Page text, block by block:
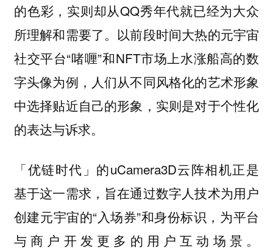
的色彩，实则却从QQ秀年代就已经为大众
所理解和需要了。以前段时间大热的元宇宙
社交平台“啫喱”和NFT市场上水涨船高的数
字头像为例，人们从不同风格化的艺术形象
中选择贴近自己的形象，实则是对于个性化
的表达与诉求。
「优链时代」的uCamera3D云阵相机正是
基于这一需求，旨在通过数字人技术为用户
创建元宇宙的“入场券”和身份标识，为平台
与商户开发更多的用户互动场景。